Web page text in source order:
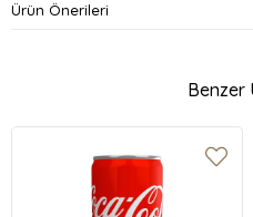
Üretim Yeri:Türkiye menşeli
Ürün Önerileri
Benzer